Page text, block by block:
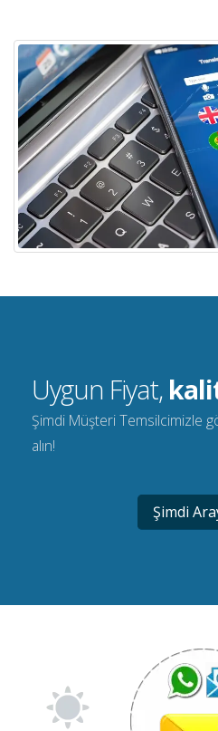
Uygun Fiyat,
Şimdi Müşteri Temsilcimizle
alın!
Şimdi